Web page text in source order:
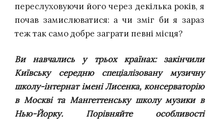
переслуховуючи його через декілька років, я
почав замислюватися: а чи зміг би я зараз
теж так само добре заграти певні місця?
Ви навчались у трьох країнах: закінчили
Київську середню спеціалізовану музичну
школу-інтернат імені Лисенка, консерваторію
в Москві та Мангеттенську школу музики в
Нью-Йорку. Порівняйте особливості